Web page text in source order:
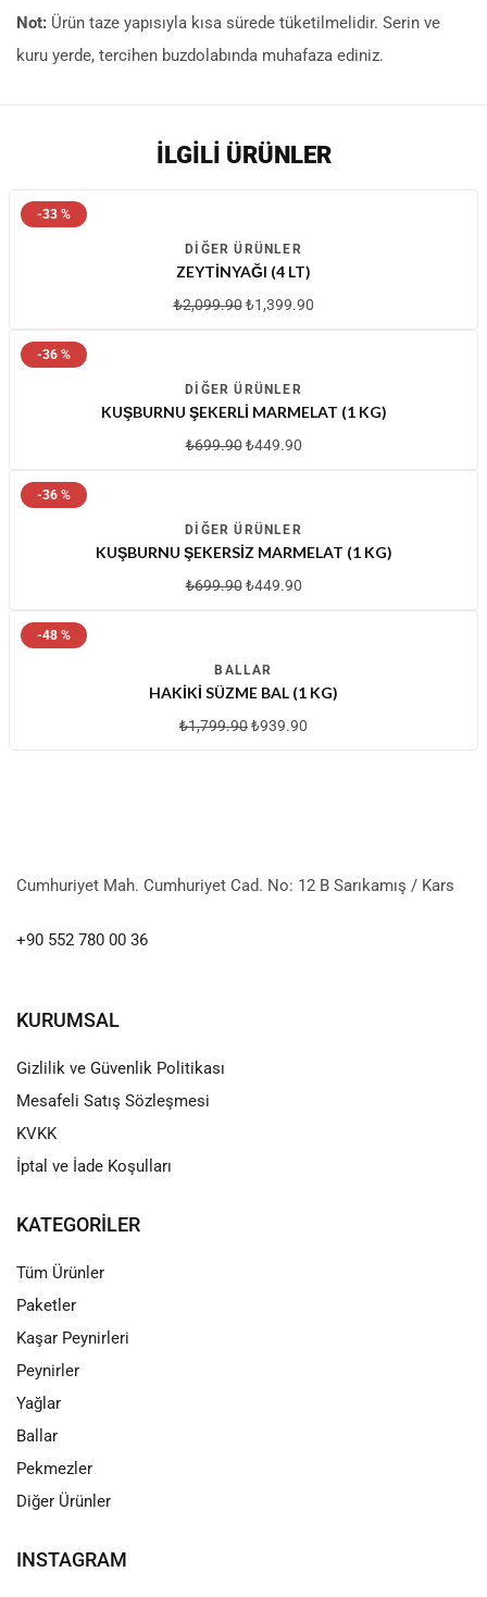
Not: Ürün taze yapısıyla kısa sürede tüketilmelidir. Serin ve
kuru yerde, tercihen buzdolabında muhafaza ediniz.
İLGILI ÜRÜNLER
-33 %
DIĞER ÜRÜNLER
ZEYTINYAĞI (4 LT)
₺2,099.90 ₺1,399.90
-36 %
DIĞER ÜRÜNLER
KUŞBURNU ŞEKERLI MARMELAT (1 KG)
₺699.90 ₺449.90
-36 %
DIĞER ÜRÜNLER
KUŞBURNU ŞEKERSIZ MARMELAT (1 KG)
₺699.90 ₺449.90
-48 %
BALLAR
HAKIKI SÜZME BAL (1 KG)
₺1,799.90₺939.90
Cumhuriyet Mah. Cumhuriyet Cad. No: 12 B Sarıkamış / Kars
+90 552 780 00 36
KURUMSAL
Gizlilik ve Güvenlik Politikası
Mesafeli Satış Sözleşmesi
KVKK
İptal ve İade Koşulları
KATEGORILER
Tüm Ürünler
Paketler
Kaşar Peynirleri
Peynirler
Yağlar
Ballar
Pekmezler
Diğer Ürünler
INSTAGRAM